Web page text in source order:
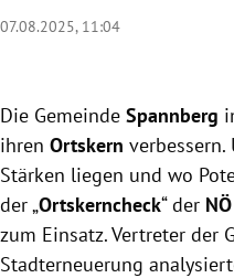
Untermenü
Untermenü
07.08.2025, 11:04
Die Gemeinde Spannberg
ihren Ortskern verbessern.
Stärken liegen und wo
der „Ortskerncheck“ der
zum Einsatz. Vertreter der
Stadterneuerung